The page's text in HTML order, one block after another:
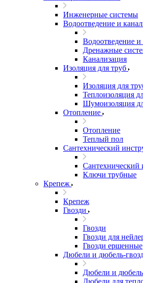
Инженерные системы
Водоотведение и
Водоотведение и
Дренажные
Канализация
Изоляция для труб
Изоляция для
Теплоизоляция
Шумоизоляция
Отопление
Отопление
Теплый пол
Сантехнический
Сантехнический
Ключи трубные
Крепеж
Крепеж
Гвозди
Гвозди
Гвозди для
Гвозди ершенные
Дюбели и дюбель-
Дюбели и
Дюбели для